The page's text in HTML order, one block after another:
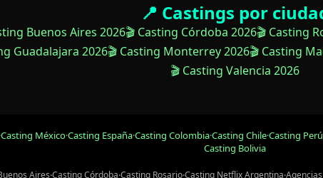
📍 Castings por
Buenos Aires 2026🎬 Casting Córdoba 2026🎬 Casting
Guadalajara 2026🎬 Casting Monterrey 2026🎬 Casting
🎬 Casting Valencia 2026
Casting México·Casting España·Casting Colombia·Casting Chile·Casting Perú
Casting Bolivia
Aires·Casting Córdoba·Casting Rosario·Casting Netflix Argentina·